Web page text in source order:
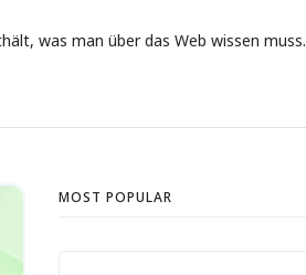
was man über das Web wissen muss.
MOST POPULAR